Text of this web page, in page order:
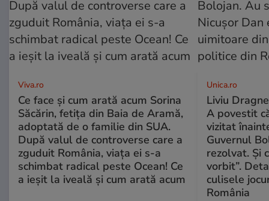
Viva.ro
Ce face și cum arată acum Sorina
Săcărin, fetița din Baia de Aramă,
adoptată de o familie din SUA.
După valul de controverse care a
zguduit România, viața ei s-a
schimbat radical peste Ocean! Ce
a ieșit la iveală și cum arată acum
Unica.ro
Liviu
A povestit
vizitat
Guvernul
rezolvat. Și
vorbit”.
culisele
România